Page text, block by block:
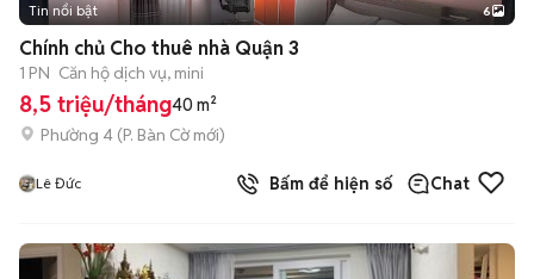
+2
Tin nổi bật 6
Chính chủ Cho thuê nhà Quận 3
1 PN Căn hộ dịch vụ, mini
8,5 triệu/tháng40 m²
Phường 4 (P. Bàn Cờmới)
Lê Đức Bấm để hiện số Chat